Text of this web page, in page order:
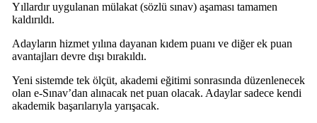
Yıllardır uygulanan mülakat (sözlü sınav) aşaması tamamen
kaldırıldı.
Adayların hizmet yılına dayanan kıdem puanı ve diğer ek puan
avantajları devre dışı bırakıldı.
Yeni sistemde tek ölçüt, akademi eğitimi sonrasında düzenlenecek
olan e-Sınav’dan alınacak net puan olacak. Adaylar sadece kendi
akademik başarılarıyla yarışacak.